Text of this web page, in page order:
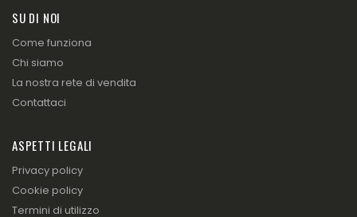
SU DI NOI
Come funziona
Chi siamo
La nostra rete di vendita
Contattaci
ASPETTI LEGALI
Privacy policy
Cookie policy
Termini di utilizzo